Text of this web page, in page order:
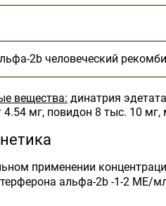
2b человеческий
вещества: динатрия
мг, повидон 8 тыс. 10
применении
альфа-2b -1-2 МЕ/